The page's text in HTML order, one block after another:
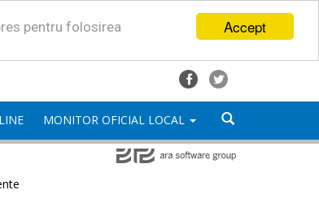
Accept
pentru folosirea
MONITOR OFICIAL LOCAL